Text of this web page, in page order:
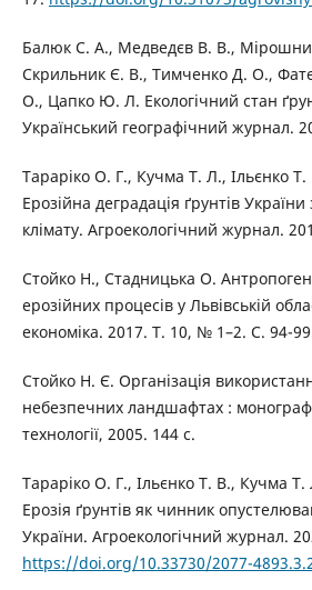
Балюк С. А., Медведєв В. В.,
Скрильник Є. В., Тимченко Д. О.,
О., Цапко Ю. Л. Екологічний стан
Український географічний журнал.
Тараріко О. Г., Кучма Т. Л., Ільєнко
Ерозійна деградація ґрунтів
клімату. Агроекологічний журнал.
Стойко Н., Стадницька О.
ерозійних процесів у Львівській
економіка. 2017. Т. 10, № 1–2. С. 94-
Стойко Н. Є. Організація
небезпечних ландшафтах :
технології, 2005. 144 с.
Тараріко О. Г., Ільєнко Т. В., Кучма Т.
Ерозія ґрунтів як чинник
України. Агроекологічний журнал.
https://doi.org/10.33730/2077-